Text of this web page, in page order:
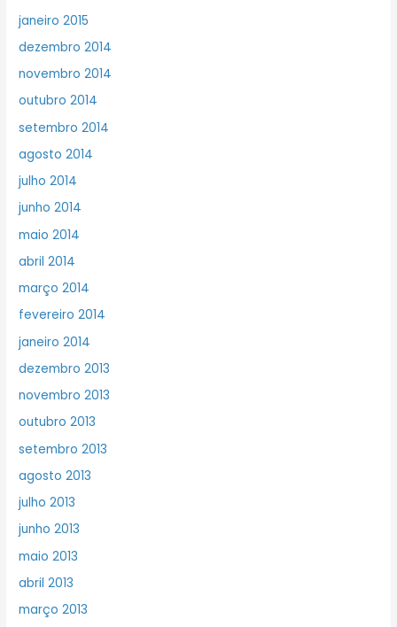
janeiro 2015
dezembro 2014
novembro 2014
outubro 2014
setembro 2014
agosto 2014
julho 2014
junho 2014
maio 2014
abril 2014
março 2014
fevereiro 2014
janeiro 2014
dezembro 2013
novembro 2013
outubro 2013
setembro 2013
agosto 2013
julho 2013
junho 2013
maio 2013
abril 2013
março 2013